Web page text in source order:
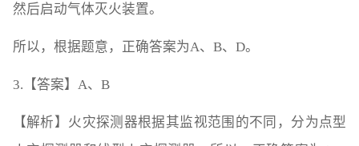
然后启动气体灭火装置。
所以，根据题意，正确答案为A、B、D。
3.【答案】A、B
【解析】火灾探测器根据其监视范围的不同，分为点型